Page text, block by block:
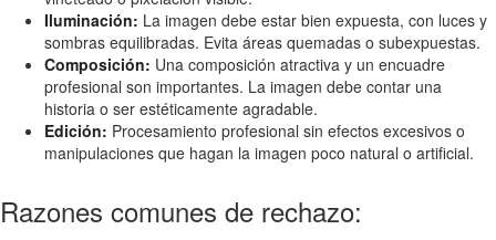
Iluminación: La imagen debe estar bien expuesta, con luces y
sombras equilibradas. Evita áreas quemadas o subexpuestas.
Composición: Una composición atractiva y un encuadre
profesional son importantes. La imagen debe contar una
historia o ser estéticamente agradable.
Edición: Procesamiento profesional sin efectos excesivos o
manipulaciones que hagan la imagen poco natural o artificial.
Razones comunes de rechazo: